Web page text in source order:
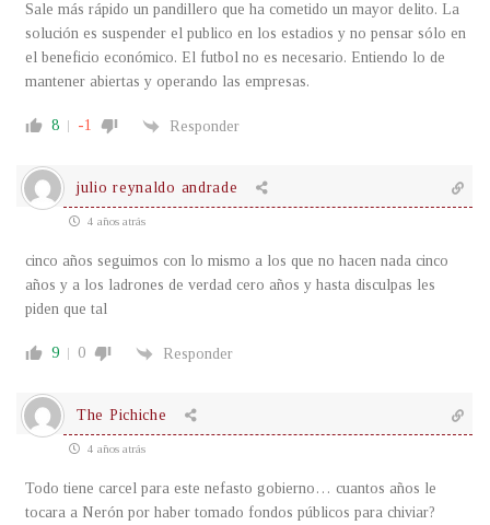
Sale más rápido un pandillero que ha cometido un mayor delito. La
solución es suspender el publico en los estadios y no pensar sólo en
el beneficio económico. El futbol no es necesario. Entiendo lo de
mantener abiertas y operando las empresas.
8 -1 Responder
julio reynaldo andrade
4 años atrás
cinco años seguimos con lo mismo a los que no hacen nada cinco
años y a los ladrones de verdad cero años y hasta disculpas les
piden que tal
9 0 Responder
The Pichiche
4 años atrás
Todo tiene carcel para este nefasto gobierno… cuantos años le
tocara a Nerón por haber tomado fondos públicos para chiviar?